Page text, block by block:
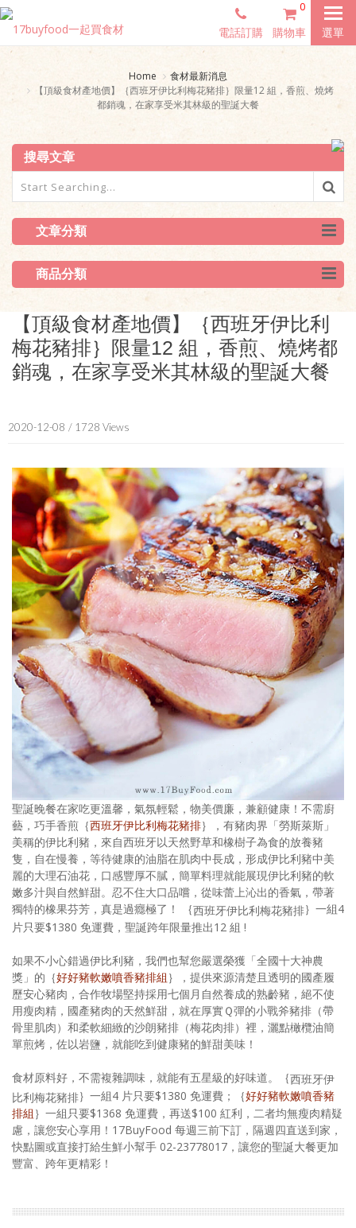
選單
電話訂購
0
購物車
Home
食材最新消息
【頂級食材產地價】｛西班牙伊比利梅花豬排｝限量12 組，香煎、燒烤
都銷魂，在家享受米其林級的聖誕大餐
搜尋文章
文章分類
商品分類
【頂級食材產地價】｛西班牙伊比利
梅花豬排｝限量12 組，香煎、燒烤都
銷魂，在家享受米其林級的聖誕大餐
2020-12-08 / 1728 Views
聖誕晚餐在家吃更溫馨，氣氛輕鬆，物美價廉，兼顧健康！不需廚
藝，巧手香煎｛西班牙伊比利梅花豬排｝，有豬肉界「勞斯萊斯」
美稱的伊比利豬，來自西班牙以天然野草和橡樹子為食的放養豬
隻，自在慢養，等待健康的油脂在肌肉中長成，形成伊比利豬中美
麗的大理石油花，口感豐厚不膩，簡單料理就能展現伊比利豬的軟
嫩多汁與自然鮮甜。忍不住大口品嚐，從味蕾上沁出的香氣，帶著
獨特的橡果芬芳，真是過癮極了！ ｛西班牙伊比利梅花豬排｝一組4
片只要$1380 免運費，聖誕跨年限量推出12 組 !
如果不小心錯過伊比利豬，我們也幫您嚴選榮獲「全國十大神農
獎」的｛好好豬軟嫩噴香豬排組 ｝，提供來源清楚且透明的國產履
歷安心豬肉，合作牧場堅持採用七個月自然養成的熟齡豬，絕不使
用瘦肉精，國產豬肉的天然鮮甜，就在厚實Ｑ彈的小戰斧豬排（帶
骨里肌肉）和柔軟細緻的沙朗豬排（梅花肉排）裡，灑點橄欖油簡
單煎烤，佐以岩鹽，就能吃到健康豬的鮮甜美味！
食材原料好，不需複雜調味，就能有五星級的好味道。｛西班牙伊
比利梅花豬排｝一組4 片只要$1380 免運費；｛好好豬軟嫩噴香豬
排組 ｝一組只要$1368 免運費，再送$100 紅利，二者均無瘦肉精疑
慮，讓您安心享用！17BuyFood 每週三前下訂，隔週四直送到家，
快點圖或直接打給生鮮小幫手 02-23778017，讓您的聖誕大餐更加
豐富、跨年更精彩！